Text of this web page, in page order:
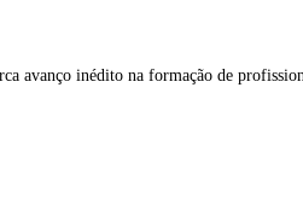
avanço inédito na formação de